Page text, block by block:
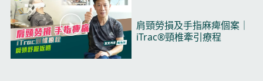
o
P
l
y
肩頸勞損及手指麻痺個案｜
iTrac®頸椎牽引療程​